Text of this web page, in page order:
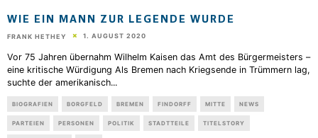
WIE EIN MANN ZUR LEGENDE WURDE
FRANK HETHEY 1. AUGUST 2020
Vor 75 Jahren übernahm Wilhelm Kaisen das Amt des Bürgermeisters –
eine kritische Würdigung Als Bremen nach Kriegsende in Trümmern lag,
suchte der amerikanisch...
BIOGRAFIEN BORGFELD BREMEN FINDORFF MITTE NEWS
PARTEIEN PERSONEN POLITIK STADTTEILE TITELSTORY